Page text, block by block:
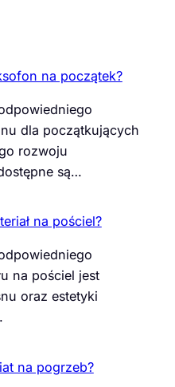
na początek?
dla początkujących
rozwoju
są…
na pościel?
na pościel jest
oraz estetyki
na pogrzeb?